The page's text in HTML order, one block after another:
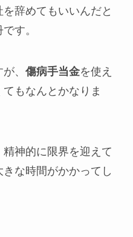
辞めてもいいんだと
す。
、 傷病手当金を使え
もなんとかなりま
神的に限界を迎えて
な時間がかかってし